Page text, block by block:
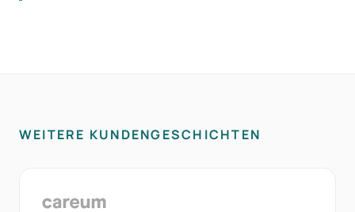
WEITERE KUNDENGESCHICHTEN